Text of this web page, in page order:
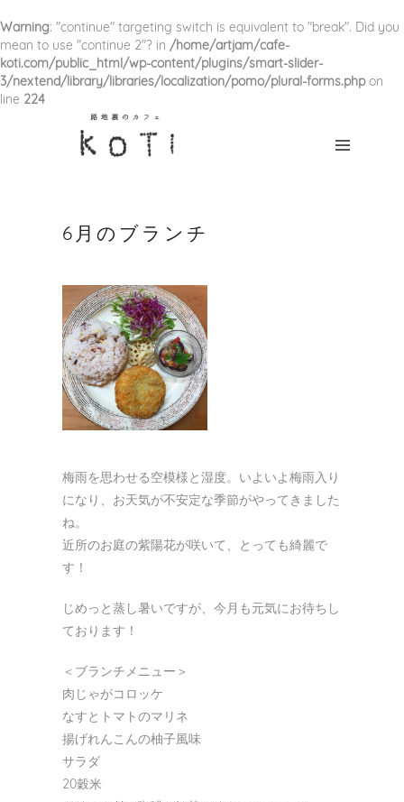
Warning: "continue" targeting switch is equivalent to "break". Did you
mean to use "continue 2"? in /home/artjam/cafe-
koti.com/public_html/wp-content/plugins/smart-slider-
3/nextend/library/libraries/localization/pomo/plural-forms.phpon
line 224
HOME
CONCEPT
MENU
CONTACT6月のブランチ
梅雨を思わせる空模様と湿度。いよいよ梅雨入り
になり、お天気が不安定な季節がやってきました
ね。
近所のお庭の紫陽花が咲いて、とっても綺麗で
す！
じめっと蒸し暑いですが、今月も元気にお待ちし
ております！
＜ブランチメニュー＞
肉じゃがコロッケ
なすとトマトのマリネ
揚げれんこんの柚子風味
サラダ
20穀米